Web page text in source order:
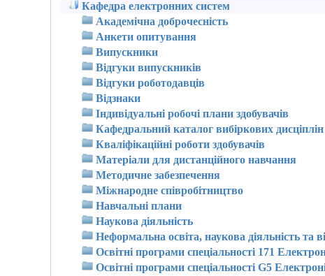
Кафедра електронних систем
Академічна доброчесність
Анкети опитування
Випускники
Відгуки випускників
Відгуки роботодавців
Відзнаки
Індивідуальні робочі плани здобувачів
Кафедральний каталог вибіркових дисціплін
Кваліфікаційні роботи здобувачів
Матеріали для дистанційного навчання
Методичне забезпечення
Міжнародне співробітництво
Навчальні плани
Наукова діяльність
Неформальна освіта, наукова діяльність та
Освітні програми спеціальності 171
Освітні програми спеціальності G5